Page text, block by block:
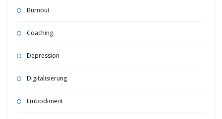
Burnout
Coaching
Depression
Digitalisierung
Embodiment